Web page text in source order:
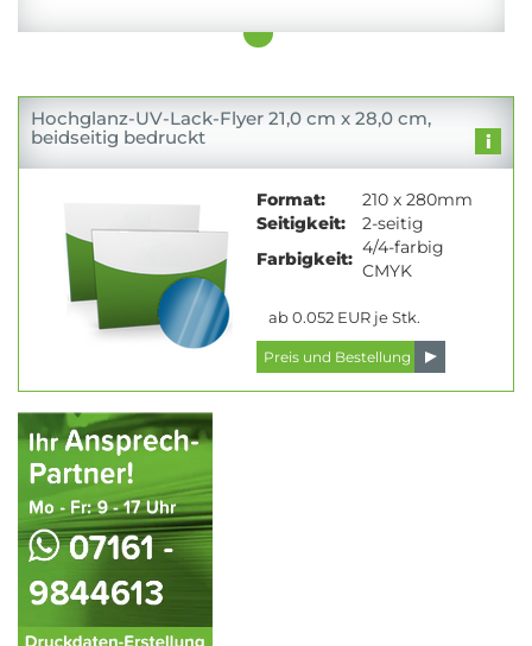
Hochglanz-UV-Lack-Flyer 21,0 cm x 28,0 cm,
beidseitig bedruckt
Format:
210 x 280mm
Seitigkeit:
2-seitig
Farbigkeit:
4/4-farbig
CMYK
ab 0.052 EUR je Stk.